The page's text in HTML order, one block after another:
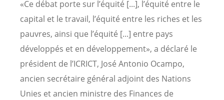
«Ce débat porte sur l’équité [...], l’équité entre le
capital et le travail, l’équité entre les riches et les
pauvres, ainsi que l’équité [...] entre pays
développés et en développement», a déclaré le
président de l’ICRICT, José Antonio Ocampo,
ancien secrétaire général adjoint des Nations
Unies et ancien ministre des Finances de